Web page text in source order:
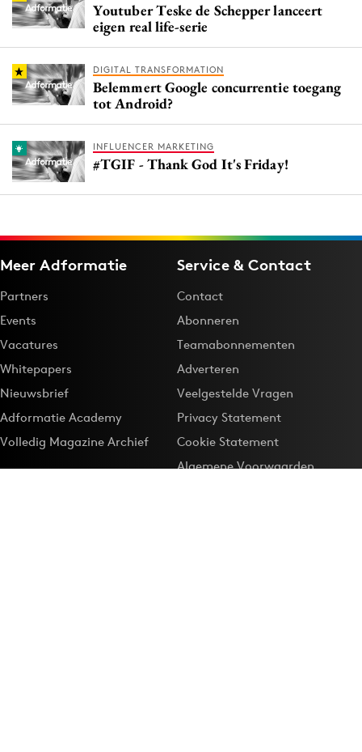
Youtuber Teske de Schepper lanceert
eigen real life-serie
DIGITAL TRANSFORMATION
Belemmert Google concurrentie toegang
tot Android?
INFLUENCER MARKETING
#TGIF - Thank God It's Friday!
Meer Adformatie
Partners
Events
Vacatures
Whitepapers
Nieuwsbrief
Adformatie Academy
Volledig Magazine Archief
Service & Contact
Contact
Abonneren
Teamabonnementen
Adverteren
Veelgestelde Vragen
Privacy Statement
Cookie Statement
Algemene Voorwaarden